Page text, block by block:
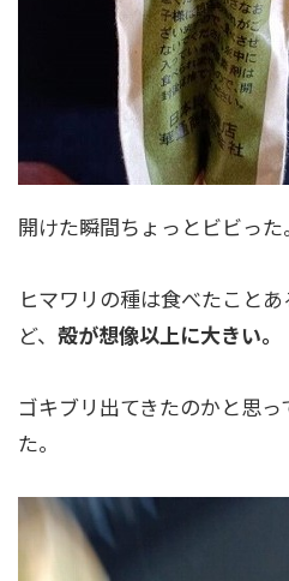
開けた瞬間ちょっとビビった。
ヒマワリの種は食べたこと
ど、 殻が想像以上に大きい。
ゴキブリ出てきたのかと思
た。